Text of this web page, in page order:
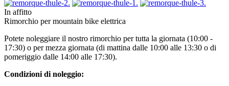
In affitto
Rimorchio per mountain bike elettrica
Potete noleggiare il nostro rimorchio per tutta la giornata (10:00 -
17:30) o per mezza giornata (di mattina dalle 10:00 alle 13:30 o di
pomeriggio dalle 14:00 alle 17:30).
Condizioni di noleggio: